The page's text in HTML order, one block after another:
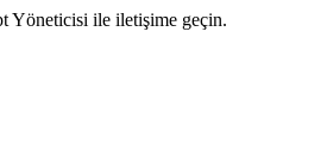
Yöneticisi ile iletişime geçin.